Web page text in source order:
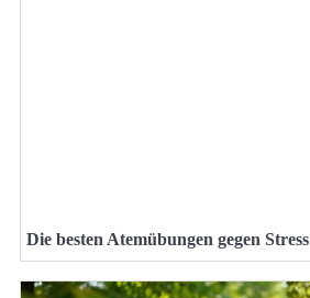
Die besten Atemübungen gegen Stress